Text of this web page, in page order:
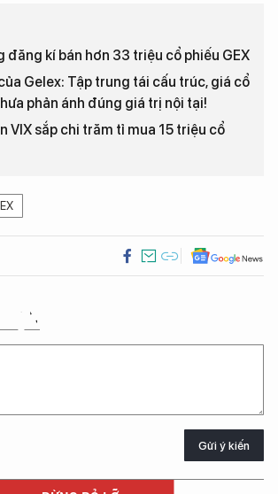
đăng kí bán hơn 33 triệu cổ phiếu GEX
Gelex: Tập trung tái cấu trúc, giá cổ
phản ánh đúng giá trị nội tại!
VIX sắp chi trăm tỉ mua 15 triệu cổ
Gửi ý kiến